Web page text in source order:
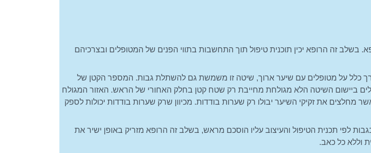
בשלב זה הרופא יכין תוכנית טיפול תוך התחשבות בתווי הפנים של המטופלים ובצרכיהם
בדרך כלל על מטופלים עם שיער ארוך, שיטה זו משמשת גם להשתלת גבות. המספר הקטן של
ביישום השיטה הלא מגולחת מחייבת רק שטח קטן בחלק האחורי של הראש. האזור המגולח
מחלצים את זקיקי השיער יבולו רק שערות בודדות. מכיוון שרק שערות בודדות יכולות לספק
תכנית הטיפול והעיצוב עליו הוסכם מראש, בשלב זה הרופא מזריק באופן ישיר את
וללא כל כאב.